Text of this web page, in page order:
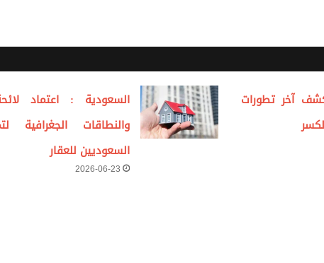
آخر تطورات
السعودية : اعتماد
والنطاقات الجغرافية
السعوديين للعقار
2026-06-23